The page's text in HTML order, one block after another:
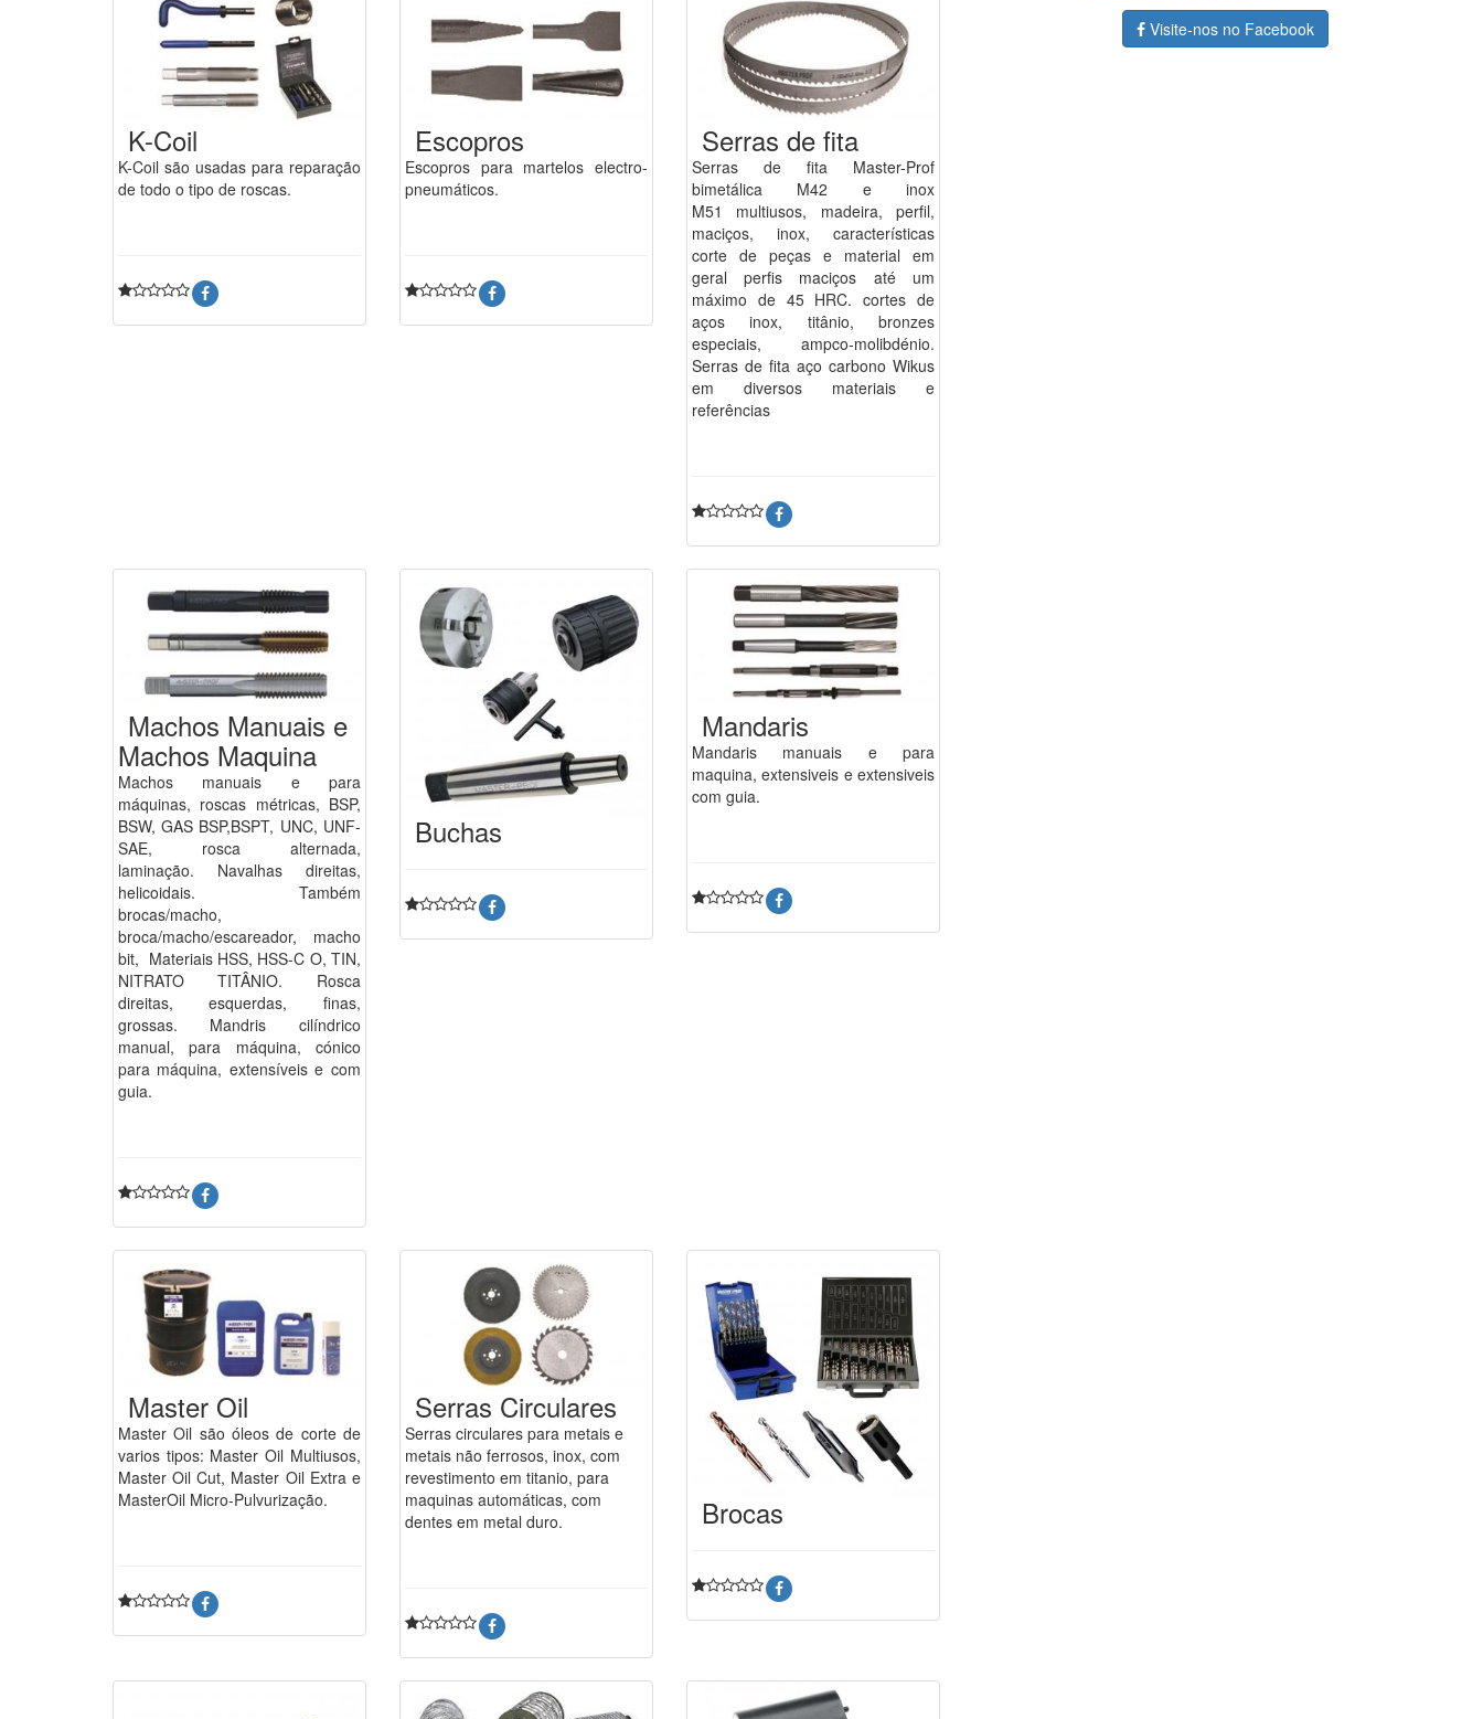
K-Coil
K-Coil são usadas para reparação
de todo o tipo de roscas.
Escopros
Escopros para martelos electro-
pneumáticos.
Serras de fita
Serras de fita Master-Prof
bimetálica M42 e inox
M51 multiusos, madeira, perfil,
maciços, inox, características
corte de peças e material em
geral perfis maciços até um
máximo de 45 HRC. cortes de
aços inox, titânio, bronzes
especiais, ampco-molibdénio.
Serras de fita aço carbono Wikus
em diversos materiais e
referências
Machos Manuais e
Machos Maquina
Machos manuais e para
máquinas, roscas métricas, BSP,
BSW, GAS BSP,BSPT, UNC, UNF-
SAE, rosca alternada,
laminação. Navalhas direitas,
helicoidais. Também
brocas/macho,
broca/macho/escareador, macho
bit, Materiais HSS, HSS-C O, TIN,
NITRATO TITÂNIO. Rosca
direitas, esquerdas, finas,
grossas. Mandris cilíndrico
manual, para máquina, cónico
para máquina, extensíveis e com
guia.
Buchas
Mandaris
Mandaris manuais e para
maquina, extensiveis e extensiveis
com guia.
Master Oil
Master Oil são óleos de corte de
varios tipos: Master Oil Multiusos,
Master Oil Cut, Master Oil Extra e
MasterOil Micro-Pulvurização.
Serras Circulares
Serras circulares para metais e
metais não ferrosos, inox, com
revestimento em titanio, para
maquinas automáticas, com
dentes em metal duro.
Brocas
Visite-nos no Facebook